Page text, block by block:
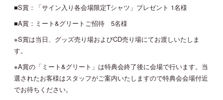
■S賞：「サイン入り各会場限定Tシャツ」プレゼント 1名様
■A賞：ミート&グリートご招待 5名様
※S賞は当日、グッズ売り場およびCD売り場にてお渡しいたしま
す。
※A賞の「ミート&グリート」は特典会終了後に会場で行います。当
選されたお客様はスタッフがご案内いたしますので特典会会場付近
でお待ちください。